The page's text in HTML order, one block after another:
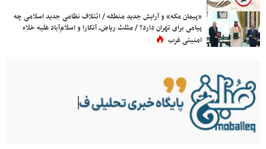
«پیمان مکه» و آرایش جدید منطقه / ائتلاف نظامی جدید اسلامی چه
پیامی برای تهران دارد؟ / مثلث ریاض، آنکارا و اسلام‌آباد علیه خلاء
امنیتی غرب